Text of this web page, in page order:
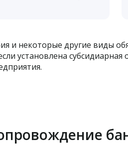
и некоторые другие виды
установлена субсидиарная